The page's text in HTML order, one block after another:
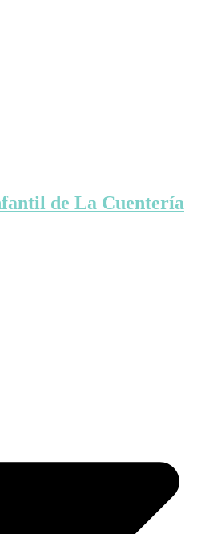
de La Cuentería